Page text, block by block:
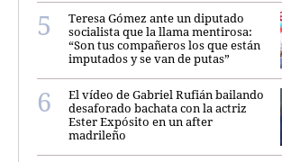
Teresa Gómez ante un diputado
socialista que la llama mentirosa:
“Son tus compañeros los que están
imputados y se van de putas”
El vídeo de Gabriel Rufián bailando
desaforado bachata con la actriz
Ester Expósito en un after
madrileño